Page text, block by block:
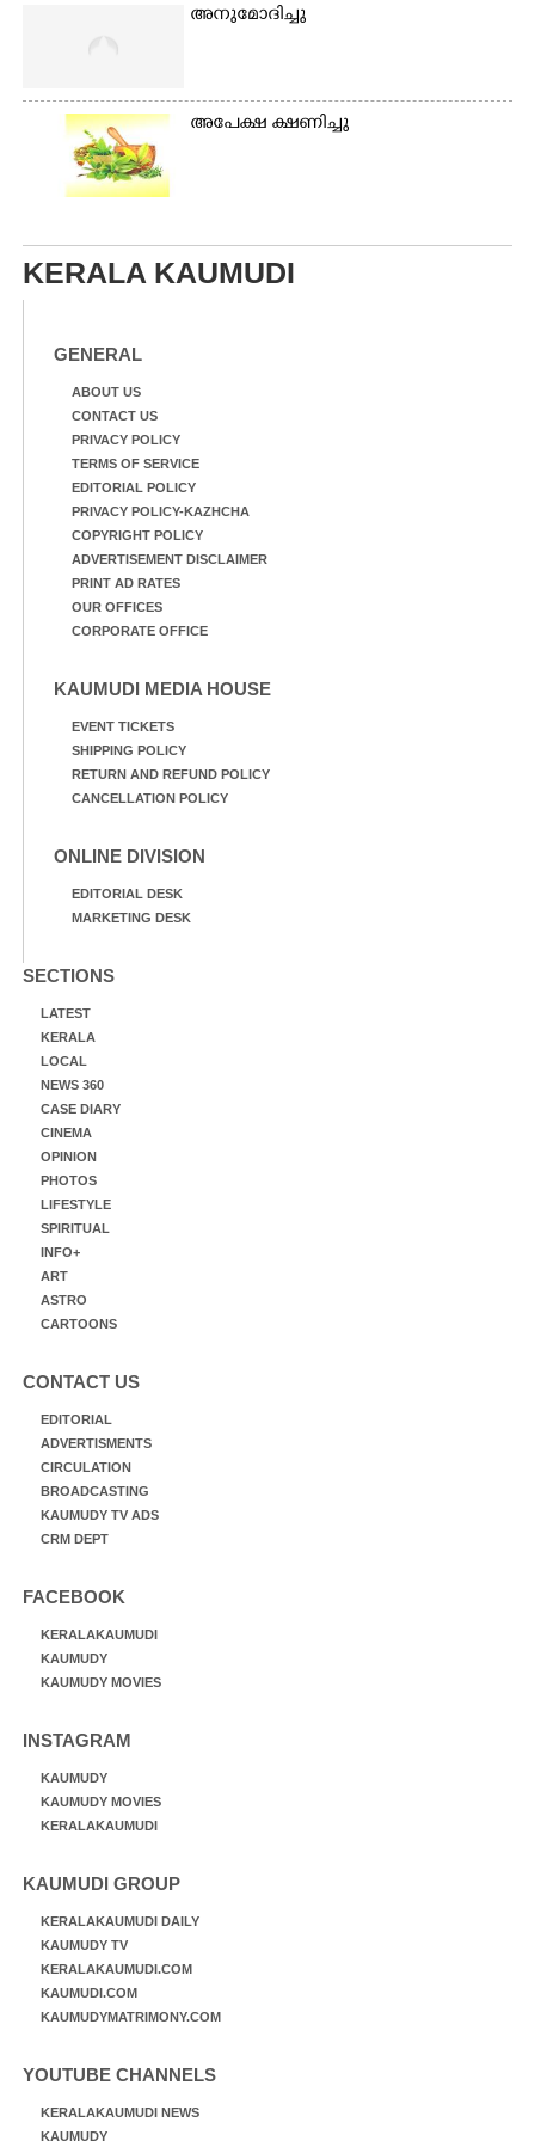
അനുമോദിച്ചു
അപേക്ഷ ക്ഷണിച്ചു
KERALA KAUMUDI
GENERAL
ABOUT US
CONTACT US
PRIVACY POLICY
TERMS OF SERVICE
EDITORIAL POLICY
PRIVACY POLICY-KAZHCHA
COPYRIGHT POLICY
ADVERTISEMENT DISCLAIMER
PRINT AD RATES
OUR OFFICES
CORPORATE OFFICE
KAUMUDI MEDIA HOUSE
EVENT TICKETS
SHIPPING POLICY
RETURN AND REFUND POLICY
CANCELLATION POLICY
ONLINE DIVISION
EDITORIAL DESK
MARKETING DESK
SECTIONS
LATEST
KERALA
LOCAL
NEWS 360
CASE DIARY
CINEMA
OPINION
PHOTOS
LIFESTYLE
SPIRITUAL
INFO+
ART
ASTRO
CARTOONS
CONTACT US
EDITORIAL
ADVERTISMENTS
CIRCULATION
BROADCASTING
KAUMUDY TV ADS
CRM DEPT
FACEBOOK
KERALAKAUMUDI
KAUMUDY
KAUMUDY MOVIES
INSTAGRAM
KAUMUDY
KAUMUDY MOVIES
KERALAKAUMUDI
KAUMUDI GROUP
KERALAKAUMUDI DAILY
KAUMUDY TV
KERALAKAUMUDI.COM
KAUMUDI.COM
KAUMUDYMATRIMONY.COM
YOUTUBE CHANNELS
KERALAKAUMUDI NEWS
KAUMUDY